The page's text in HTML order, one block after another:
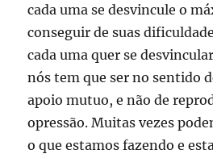
cada uma se desvincule o
conseguir de suas
cada uma quer se
nós tem que ser no sentido
apoio mutuo, e não de
opressão. Muitas vezes
o que estamos fazendo e